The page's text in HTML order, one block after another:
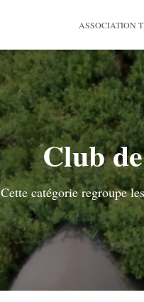
ASSOCIATION
Club
Cette catégorie regroupe